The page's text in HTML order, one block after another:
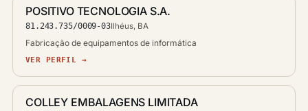
POSITIVO TECNOLOGIA S.A.
81.243.735/0009-03Ilhéus, BA
Fabricação de equipamentos de informática
VER PERFIL →
COLLEY EMBALAGENS LIMITADA